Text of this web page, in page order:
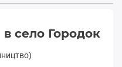
в село Городок